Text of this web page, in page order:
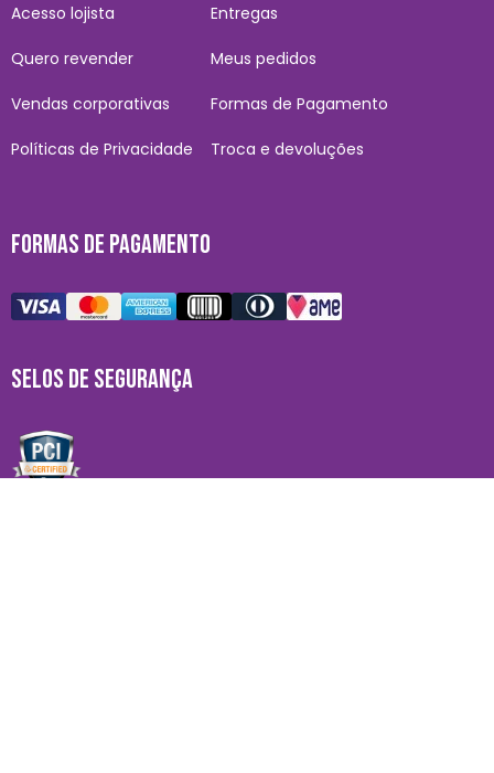
Acesso lojista
Quero revender
Vendas corporativas
Políticas de Privacidade
Entregas
Meus pedidos
Formas de Pagamento
Troca e devoluções
FORMAS DE PAGAMENTO
SELOS DE SEGURANÇA